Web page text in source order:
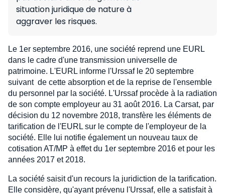
situation juridique de nature à
aggraver les risques.
Le 1er septembre 2016, une société reprend une EURL
dans le cadre d'une transmission universelle de
patrimoine. L'EURL informe l'Urssaf le 20 septembre
suivant de cette absorption et de la reprise de l'ensemble
du personnel par la société. L'Urssaf procède à la radiation
de son compte employeur au 31 août 2016. La Carsat, par
décision du 12 novembre 2018, transfère les éléments de
tarification de l'EURL sur le compte de l'employeur de la
société. Elle lui notifie également un nouveau taux de
cotisation AT/MP à effet du 1er septembre 2016 et pour les
années 2017 et 2018.
La société saisit d'un recours la juridiction de la tarification.
Elle considère, qu'ayant prévenu l'Urssaf, elle a satisfait à